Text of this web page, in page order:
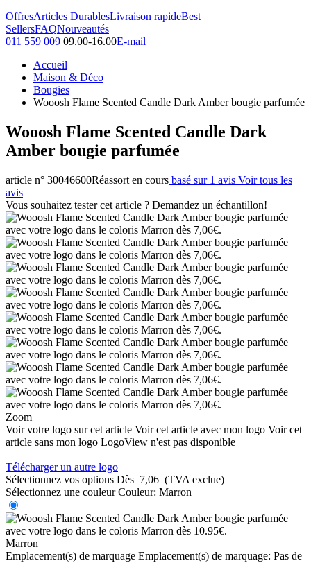
OffresArticles DurablesLivraison rapideBest
SellersFAQNouveautés
011 559 009 09.00-16.00E-mail
Accueil
Maison & Déco
Bougies
Wooosh Flame Scented Candle Dark Amber bougie parfumée
Wooosh Flame Scented Candle Dark
Amber bougie parfumée
article n° 30046600Réassort en cours basé sur 1 avis Voir tous les
avis
Vous souhaitez tester cet article ? Demandez un échantillon!
Zoom
Voir votre logo sur cet article Voir cet article avec mon logo Voir cet
article sans mon logo LogoView n'est pas disponible
Télécharger un autre logo
Sélectionnez vos options Dès 7,06 (TVA exclue)
Sélectionnez une couleur Couleur: Marron
Marron
Emplacement(s) de marquage Emplacement(s) de marquage: Pas de